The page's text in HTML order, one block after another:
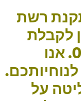
רשת
לקבלת
הערכה 053-3945678. אנו
לנוחיותכם.
על